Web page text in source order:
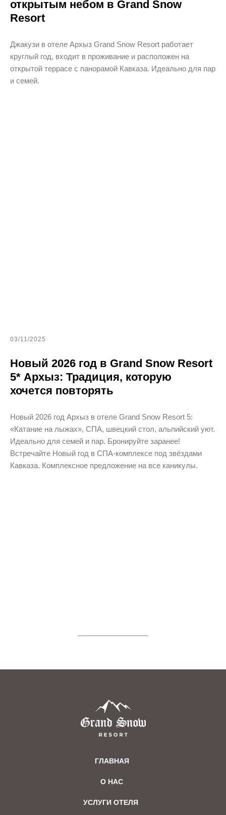
открытым небом в Grand Snow
Resort
Джакузи в отеле Архыз Grand Snow Resort работает
круглый год, входит в проживание и расположен на
открытой террасе с панорамой Кавказа. Идеально для пар
и семей.
03/11/2025
Новый 2026 год в Grand Snow Resort
5* Архыз: Традиция, которую
хочется повторять
Новый 2026 год Архыз в отеле Grand Snow Resort 5:
«Катание на лыжах», СПА, швецкий стол, альпийский уют.
Идеально для семей и пар. Бронируйте заранее!
Встречайте Новый год в СПА-комплексе под звёздами
Кавказа. Комплексное предложение на все каникулы.
УСЛУГИ ОТЕЛЯ
О НАС
ГЛАВНАЯ